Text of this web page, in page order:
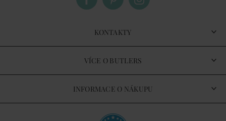
KONTAKTY
VÍCE O BUTLERS
INFORMACE O NÁKUPU